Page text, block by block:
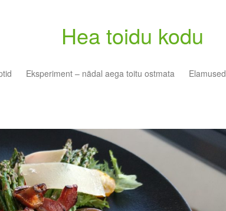
Hea toidu kodu
Eksperiment – nädal aega toitu ostmata Elamused